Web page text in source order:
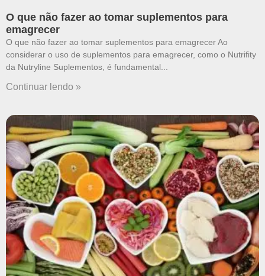
O que não fazer ao tomar suplementos para
emagrecer
O que não fazer ao tomar suplementos para emagrecer Ao
considerar o uso de suplementos para emagrecer, como o Nutrifity
da Nutryline Suplementos, é fundamental
Continuar lendo »